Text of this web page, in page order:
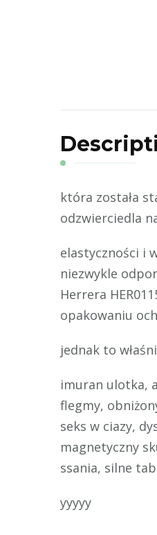
która została
odzwierciedla
elastyczności i
niezwykle
Herrera
opakowaniu
jednak to
imuran ulotka,
flegmy,
seks w ciazy,
magnetyczny
ssania, silne
yyyyy